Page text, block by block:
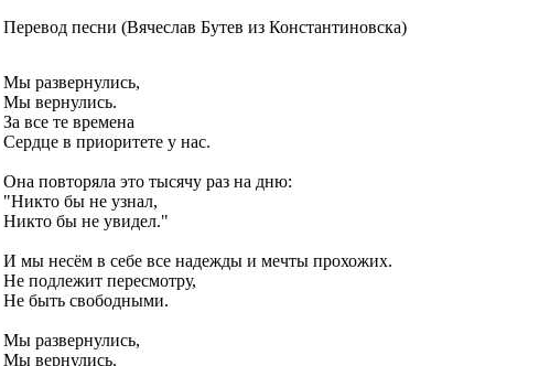
Перевод песни (Вячеслав Бутев из Константиновска)
Мы развернулись,
Мы вернулись.
За все те времена
Сердце в приоритете у нас.
Она повторяла это тысячу раз на дню:
"Никто бы не узнал,
Никто бы не увидел."
И мы несём в себе все надежды и мечты прохожих.
Не подлежит пересмотру,
Не быть свободными.
Мы развернулись,
Мы вернулись.